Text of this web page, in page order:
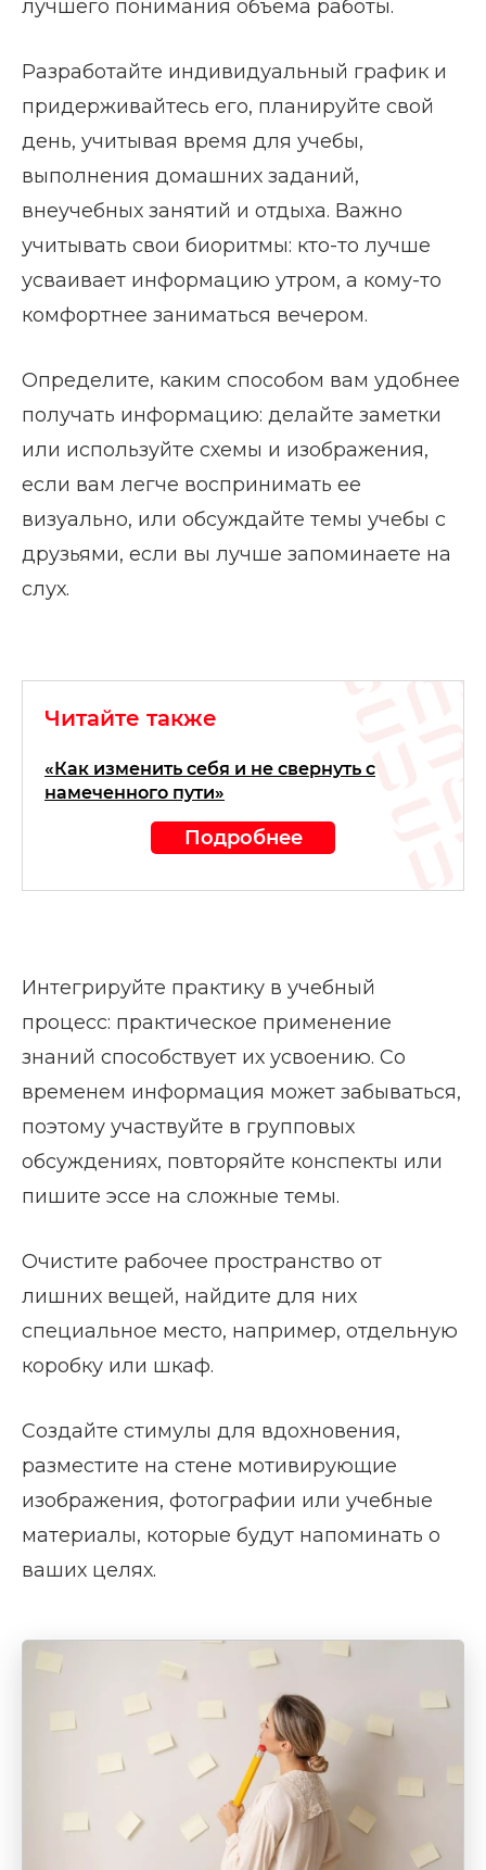
лучшего понимания объема работы.
Разработайте индивидуальный график и
придерживайтесь его, планируйте свой
день, учитывая время для учебы,
выполнения домашних заданий,
внеучебных занятий и отдыха. Важно
учитывать свои биоритмы: кто-то лучше
усваивает информацию утром, а кому-то
комфортнее заниматься вечером.
Определите, каким способом вам удобнее
получать информацию: делайте заметки
или используйте схемы и изображения,
если вам легче воспринимать ее
визуально, или обсуждайте темы учебы с
друзьями, если вы лучше запоминаете на
слух.
Читайте также
«Как изменить себя и не свернуть с
намеченного пути»
Подробнее
Интегрируйте практику в учебный
процесс: практическое применение
знаний способствует их усвоению. Со
временем информация может забываться,
поэтому участвуйте в групповых
обсуждениях, повторяйте конспекты или
пишите эссе на сложные темы.
Очистите рабочее пространство от
лишних вещей, найдите для них
специальное место, например, отдельную
коробку или шкаф.
Создайте стимулы для вдохновения,
разместите на стене мотивирующие
изображения, фотографии или учебные
материалы, которые будут напоминать о
ваших целях.